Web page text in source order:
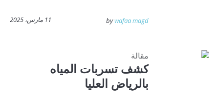
11 مارس، 2025 bywafaa magd
مقالة
كشف تسربات المياه
بالرياض العليا